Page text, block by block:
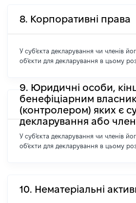
8. Корпоративні права
У суб'єкта декларування чи членів
об'єкти для декларування в цьому
9. Юридичні особи,
бенефіціарним
(контролером) яких є
декларування або
У суб'єкта декларування чи членів
об'єкти для декларування в цьому
10. Нематеріальні